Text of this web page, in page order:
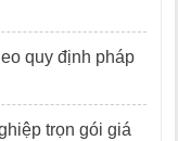
quy định pháp
trọn gói giá